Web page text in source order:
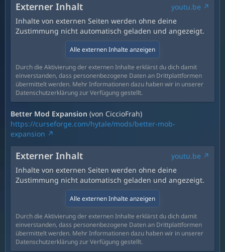
Externer Inhalt
youtu.be
Inhalte von externen Seiten werden ohne deine
Zustimmung nicht automatisch geladen und angezeigt.
Alle externen Inhalte anzeigen
Durch die Aktivierung der externen Inhalte erklärst du dich damit
einverstanden, dass personenbezogene Daten an Drittplattformen
übermittelt werden. Mehr Informationen dazu haben wir in unserer
Datenschutzerklärung zur Verfügung gestellt.
Better Mod Expansion (von CiccioFrah)
https://curseforge.com/hytale/mods/better-mob-
expansion
Externer Inhalt
youtu.be
Inhalte von externen Seiten werden ohne deine
Zustimmung nicht automatisch geladen und angezeigt.
Alle externen Inhalte anzeigen
Durch die Aktivierung der externen Inhalte erklärst du dich damit
einverstanden, dass personenbezogene Daten an Drittplattformen
übermittelt werden. Mehr Informationen dazu haben wir in unserer
Datenschutzerklärung zur Verfügung gestellt.